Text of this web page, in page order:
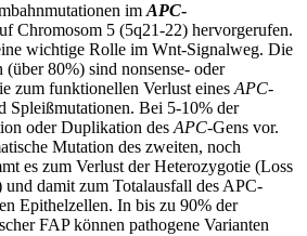
imAPC-
Chromosom 5 (5q21-22) hervorgerufen.
wichtige Rolle im Wnt-Signalweg. Die
(über 80%) sind nonsense- oder
zum funktionellen Verlust einesAPC-
Spleißmutationen. Bei 5-10% der
oder Duplikation desAPC-Gens vor.
Mutation des zweiten, noch
es zum Verlust der Heterozygotie (Loss
damit zum Totalausfall des APC-
Epithelzellen. In bis zu 90% der
FAP können pathogene Varianten